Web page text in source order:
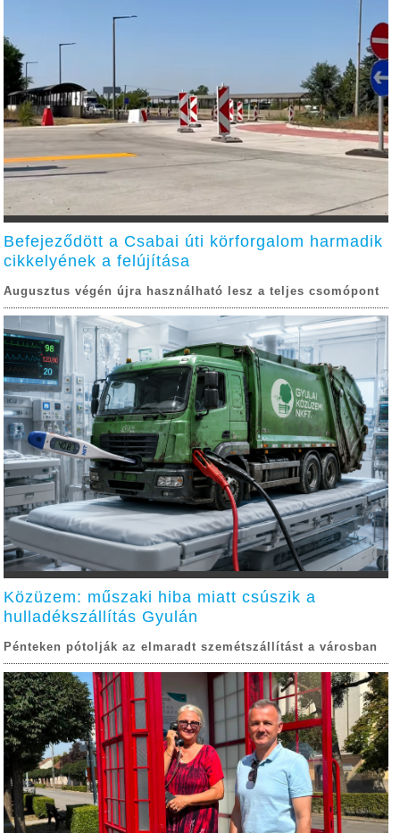
Befejeződött a Csabai úti körforgalom harmadik
cikkelyének a felújítása
Augusztus végén újra használható lesz a teljes csomópont
Közüzem: műszaki hiba miatt csúszik a
hulladékszállítás Gyulán
Pénteken pótolják az elmaradt szemétszállítást a városban